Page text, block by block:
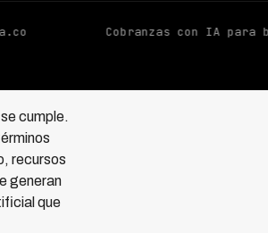
Cobranzas con IA para
cumple.
recursos
generan
que